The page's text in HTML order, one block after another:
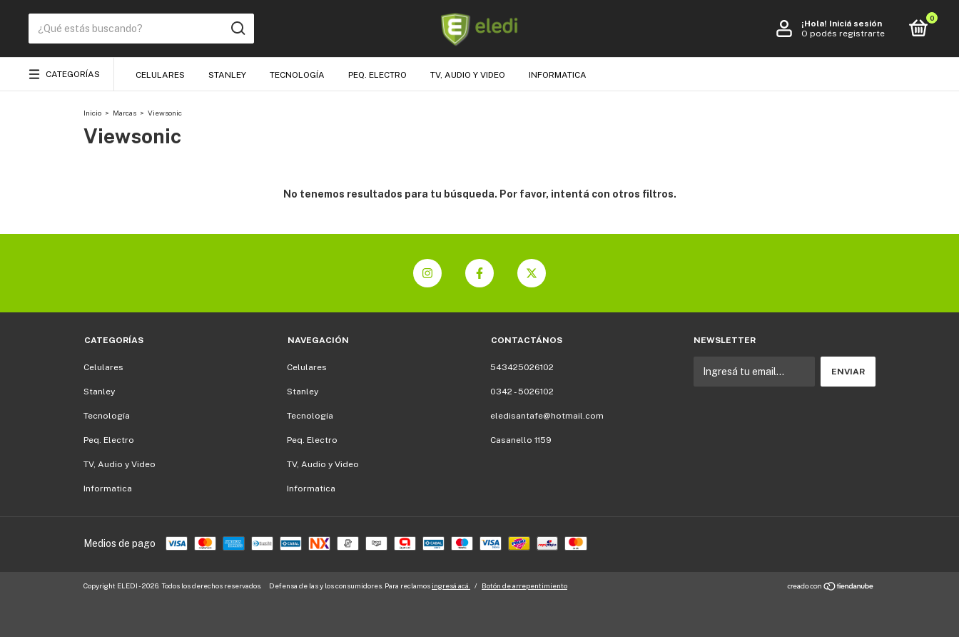
¡Hola! Iniciá sesión
O podés registrarte
0
CATEGORÍAS CELULARES STANLEY TECNOLOGÍA PEQ. ELECTRO TV, AUDIO Y VIDEO INFORMATICA
Inicio > Marcas > Viewsonic
Viewsonic
No tenemos resultados para tu búsqueda. Por favor, intentá con otros filtros.
CATEGORÍAS
Celulares
Stanley
Tecnología
Peq. Electro
TV, Audio y Video
Informatica
NAVEGACIÓN
Celulares
Stanley
Tecnología
Peq. Electro
TV, Audio y Video
Informatica
CONTACTÁNOS
543425026102
0342 - 5026102
eledisantafe@hotmail.com
Casanello 1159
NEWSLETTER
Medios de pago
Copyright ELEDI - 2026. Todos los derechos reservados. Defensa de las y los consumidores. Para reclamos ingresá acá. / Botón de arrepentimiento